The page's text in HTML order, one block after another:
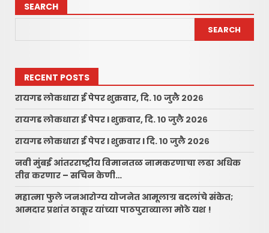
SEARCH
SEARCH
RECENT POSTS
रायगड लोकधारा ई पेपर शुक्रवार, दि. १० जुलै २०२६
रायगड लोकधारा ई पेपर l शुक्रवार, दि. १० जुलै २०२६
रायगड लोकधारा ई पेपर l शुक्रवार l दि. १० जुलै २०२६
नवी मुंबई आंतरराष्ट्रीय विमानतळ नामकरणाचा लढा अधिक
तीव्र करणार – सचिन केणी…
महात्मा फुले जनआरोग्य योजनेत आमूलाग्र बदलांचे संकेत;
आमदार प्रशांत ठाकूर यांच्या पाठपुराव्याला मोठे यश !